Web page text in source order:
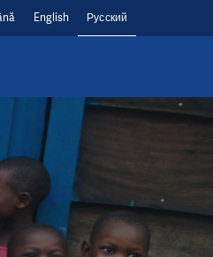
English Русский